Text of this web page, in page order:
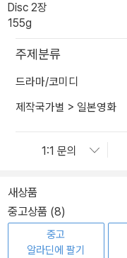
Disc 2장
155g
주제분류
드라마/코미디
제작국가별 > 일본영화
새상품
중고상품 (8)
중고
알라딘에 팔기